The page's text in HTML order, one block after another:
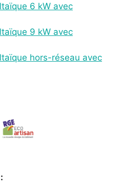
6 kW avec
9 kW avec
hors-réseau avec